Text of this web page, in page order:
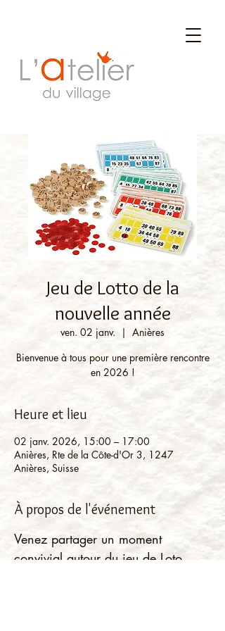
Jeu de Lotto de la
nouvelle année
ven. 02 janv.
  |
Anières
Bienvenue à tous pour une première rencontre
en 2026 !
Heure et lieu
02 janv. 2026, 15:00 – 17:00
Anières, Rte de la Côte-d'Or 3, 1247
Anières, Suisse
À propos de l'événement
Venez partager un moment
convivial autour du jeu de Loto.